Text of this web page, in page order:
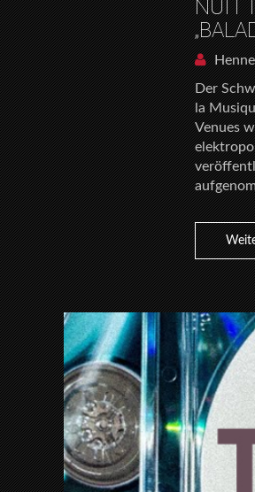
NUIT
Der
la
Venues